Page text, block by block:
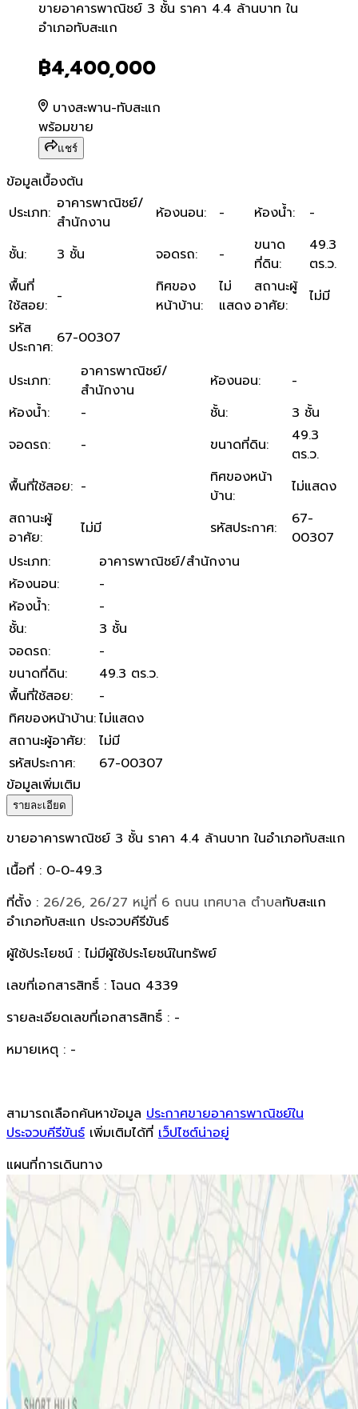
ขายอาคารพาณิชย์ 3 ชั้น ราค
ขายอาคารพาณิชย์ 3 ชั้น ราคา 4.4 ล้านบาท ใน
อำเภอทับสะแก
฿4,400,000
บางสะพาน-ทับสะแก
พร้อมขาย
แชร์
ข้อมูลเบื้องต้น
ประเภท: อาคารพาณิชย์/
สำนักงาน
ห้องนอน: - ห้องน้ำ: -
ชั้น: 3 ชั้น จอดรถ: -
ขนาด
ที่ดิน:
49.3
ตร.ว.
พื้นที่
ใช้สอย: -
ทิศของ
หน้าบ้าน:
ไม่
แสดง
สถานะผู้
อาศัย:
ไม่มี
รหัส
ประกาศ: 67-00307
ประเภท:
อาคารพาณิชย์/
สำนักงาน
ห้องนอน:
-
ห้องน้ำ: - ชั้น:
3 ชั้น
จอดรถ: - ขนาดที่ดิน:
49.3
ตร.ว.
พื้นที่ใช้สอย: -
ทิศของหน้า
บ้าน:
ไม่แสดง
สถานะผู้
อาศัย: ไม่มี รหัสประกาศ:
67-
00307
ประเภท:
อาคารพาณิชย์/สำนักงาน
ห้องนอน:
-
ห้องน้ำ:
-
ชั้น:
3 ชั้น
จอดรถ:
-
ขนาดที่ดิน:
49.3 ตร.ว.
พื้นที่ใช้สอย:
-
ทิศของหน้าบ้าน:ไม่แสดง
สถานะผู้อาศัย:
ไม่มี
รหัสประกาศ:
67-00307
ข้อมูลเพิ่มเติม
รายละเอียด
ขายอาคารพาณิชย์ 3 ชั้น ราคา 4.4 ล้านบาท ในอำเภอทับสะแก
เนื้อที่ : 0-0-49.3
ที่ตั้ง : 26/26, 26/27 หมู่ที่ 6 ถนน เทศบาล ตำบลทับสะแก
อำเภอทับสะแก ประจวบคีรีขันธ์
ผู้ใช้ประโยชน์ : ไม่มีผู้ใช้ประโยชน์ในทรัพย์
เลขที่เอกสารสิทธิ์ : โฉนด 4339
รายละเอียดเลขที่เอกสารสิทธิ์ : -
หมายเหตุ : -
สามารถเลือกค้นหาข้อมูล ประกาศขายอาคารพาณิชย์ใน
ประจวบคีรีขันธ์ เพิ่มเติมได้ที่ เว็ปไซต์น่าอยู่
แผนที่การเดินทาง